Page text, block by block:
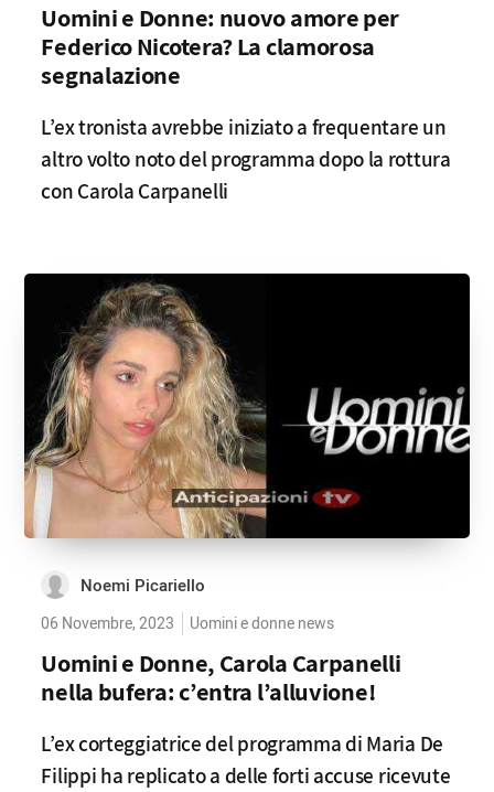
Uomini e Donne: nuovo amore per
Federico Nicotera? La clamorosa
segnalazione
L’ex tronista avrebbe iniziato a frequentare un
altro volto noto del programma dopo la rottura
con Carola Carpanelli
Noemi Picariello
06 Novembre, 2023 Uomini e donne news
Uomini e Donne, Carola Carpanelli
nella bufera: c’entra l’alluvione!
L’ex corteggiatrice del programma di Maria De
Filippi ha replicato a delle forti accuse ricevute